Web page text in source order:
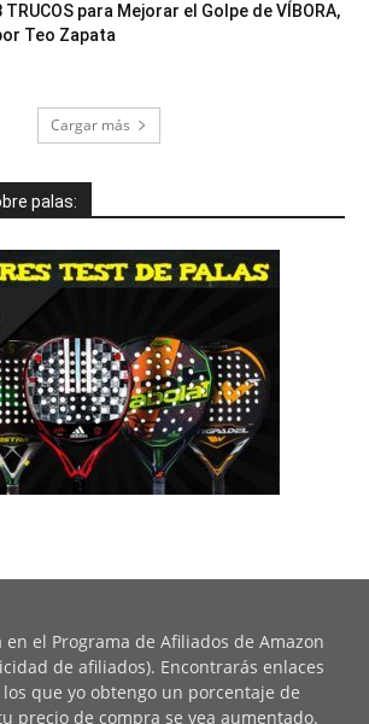
TRUCOS para Mejorar el Golpe de VÍBORA,
Teo Zapata
Cargar más
palas:
el Programa de Afiliados de Amazon
de afiliados). Encontrarás enlaces
que yo obtengo un porcentaje de
precio de compra se vea aumentado.